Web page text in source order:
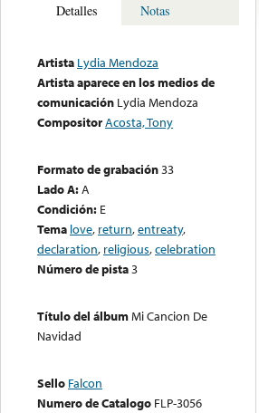
Detalles Notas
Artista Lydia Mendoza
Artista aparece en los medios de
comunicación Lydia Mendoza
CompositorAcosta, Tony
Formato de grabación33
Lado A:A
Condición: E
Tema love, return,entreaty,
declaration, religious,celebration
Número de pista3
Título del álbumMi Cancion De
Navidad
Sello Falcon
Numero de Catalogo FLP-3056